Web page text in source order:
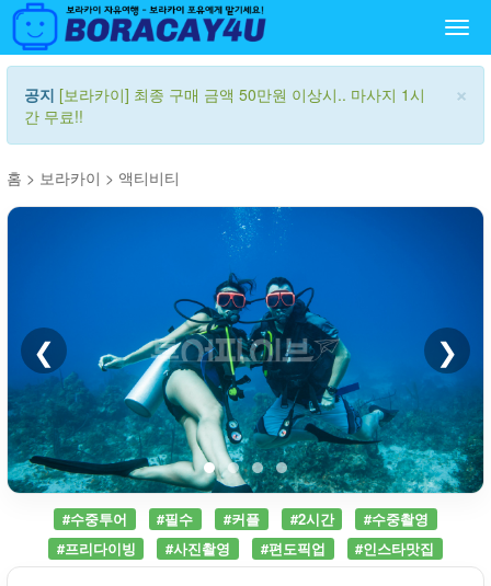
×
공지 [보라카이] 최종 구매 금액 50만원 이상시.. 마사지 1시
간 무료!!
홈 > 보라카이 > 액티비티
❮ ❯
#수중투어 #필수 #커플 #2시간
#수중촬영
#프리다이빙
#사진촬영 #편도픽업 #인스타맛집